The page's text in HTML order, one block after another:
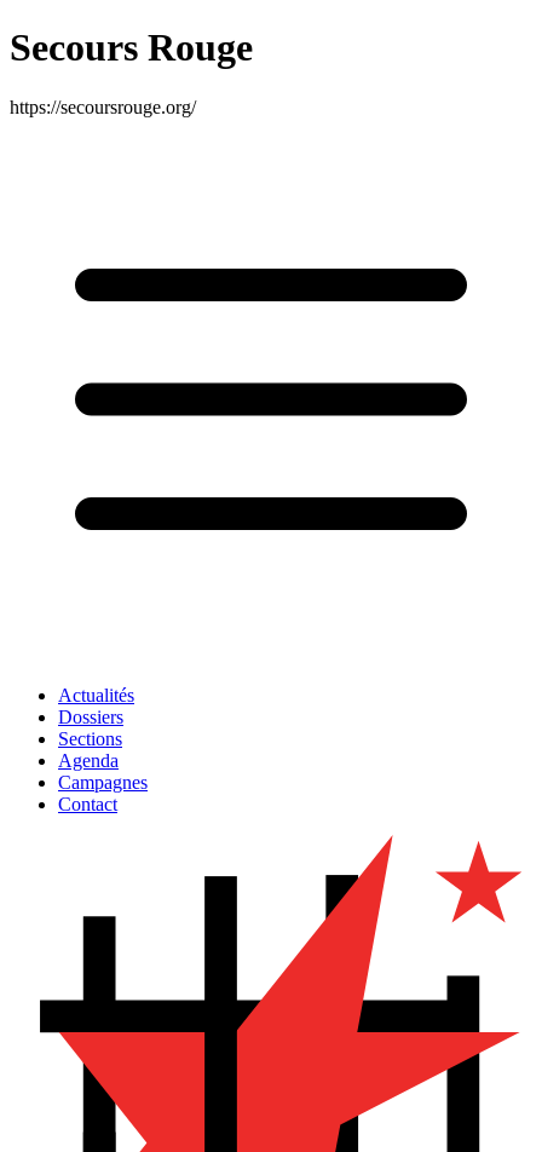
Secours Rouge
https://secoursrouge.org/
Actualités
Dossiers
Sections
Agenda
Campagnes
Contact